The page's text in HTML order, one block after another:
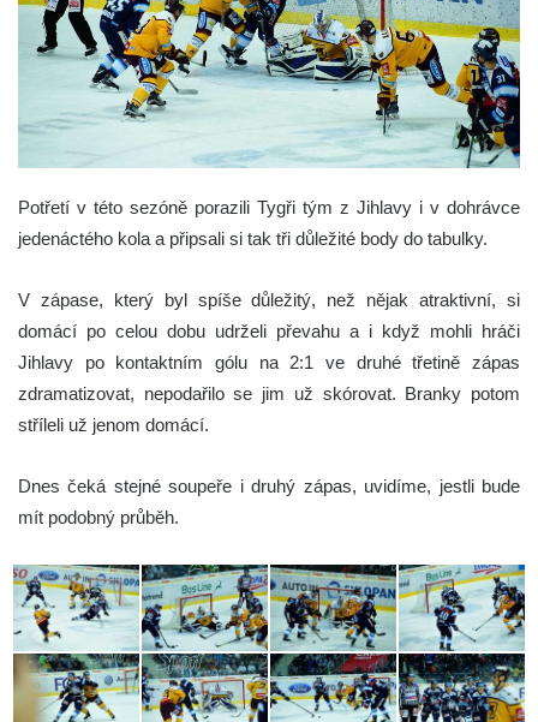
Potřetí v této sezóně porazili Tygři tým z Jihlavy i v dohrávce
jedenáctého kola a připsali si tak tři důležité body do tabulky.
V zápase, který byl spíše důležitý, než nějak atraktivní, si
domácí po celou dobu udrželi převahu a i když mohli hráči
Jihlavy po kontaktním gólu na 2:1 ve druhé třetině zápas
zdramatizovat, nepodařilo se jim už skórovat. Branky potom
stříleli už jenom domácí.
Dnes čeká stejné soupeře i druhý zápas, uvidíme, jestli bude
mít podobný průběh.